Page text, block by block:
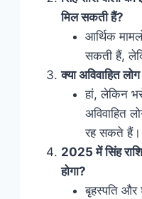
मिल सकती हैं?
आर्थिक
सकती हैं,
क्या अविवाहित
हां, लेकिन
अविवाहित
रह सकते हैं।
2025 में सिंह
होगा?
बृहस्पति